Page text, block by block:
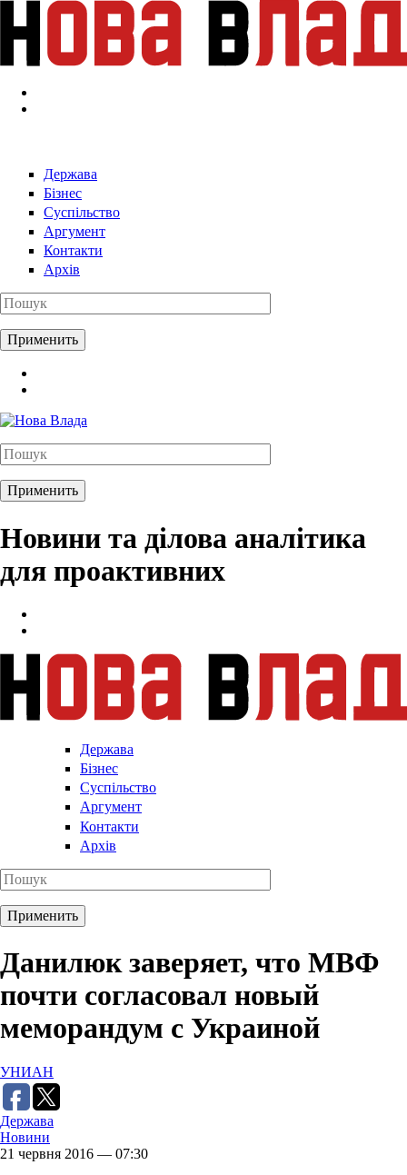
Перейти к основному содержанию
Держава
Бізнес
Суспільство
Аргумент
Контакти
Архів
Новини та ділова аналітика
для проактивних
Держава
Бізнес
Суспільство
Аргумент
Контакти
Архів
Данилюк заверяет, что МВФ
почти согласовал новый
меморандум с Украиной
УНИАН
Держава
Новини
21 червня 2016 — 07:30